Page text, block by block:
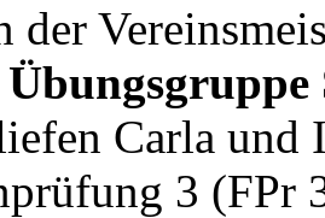
der
Carla und
3 (FPr